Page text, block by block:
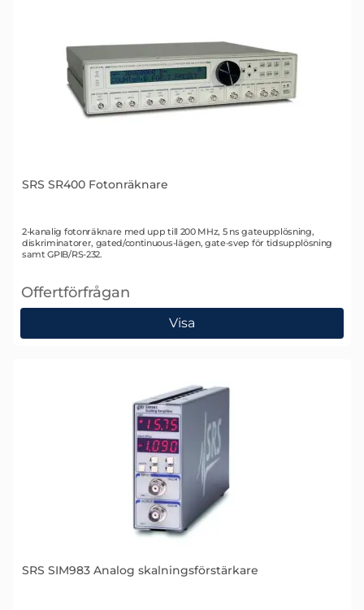
SRS SR400 Fotonräknare
Art. nr 1434
2-kanalig fotonräknare med upp till 200 MHz, 5 ns gateupplösning,
diskriminatorer, gated/continuous-lägen, gate-svep för tidsupplösning
samt GPIB/RS-232.
Offertförfrågan
, SRS SR400 Fotonräknare
Visa
SRS SIM983 Analog skalningsförstärkare